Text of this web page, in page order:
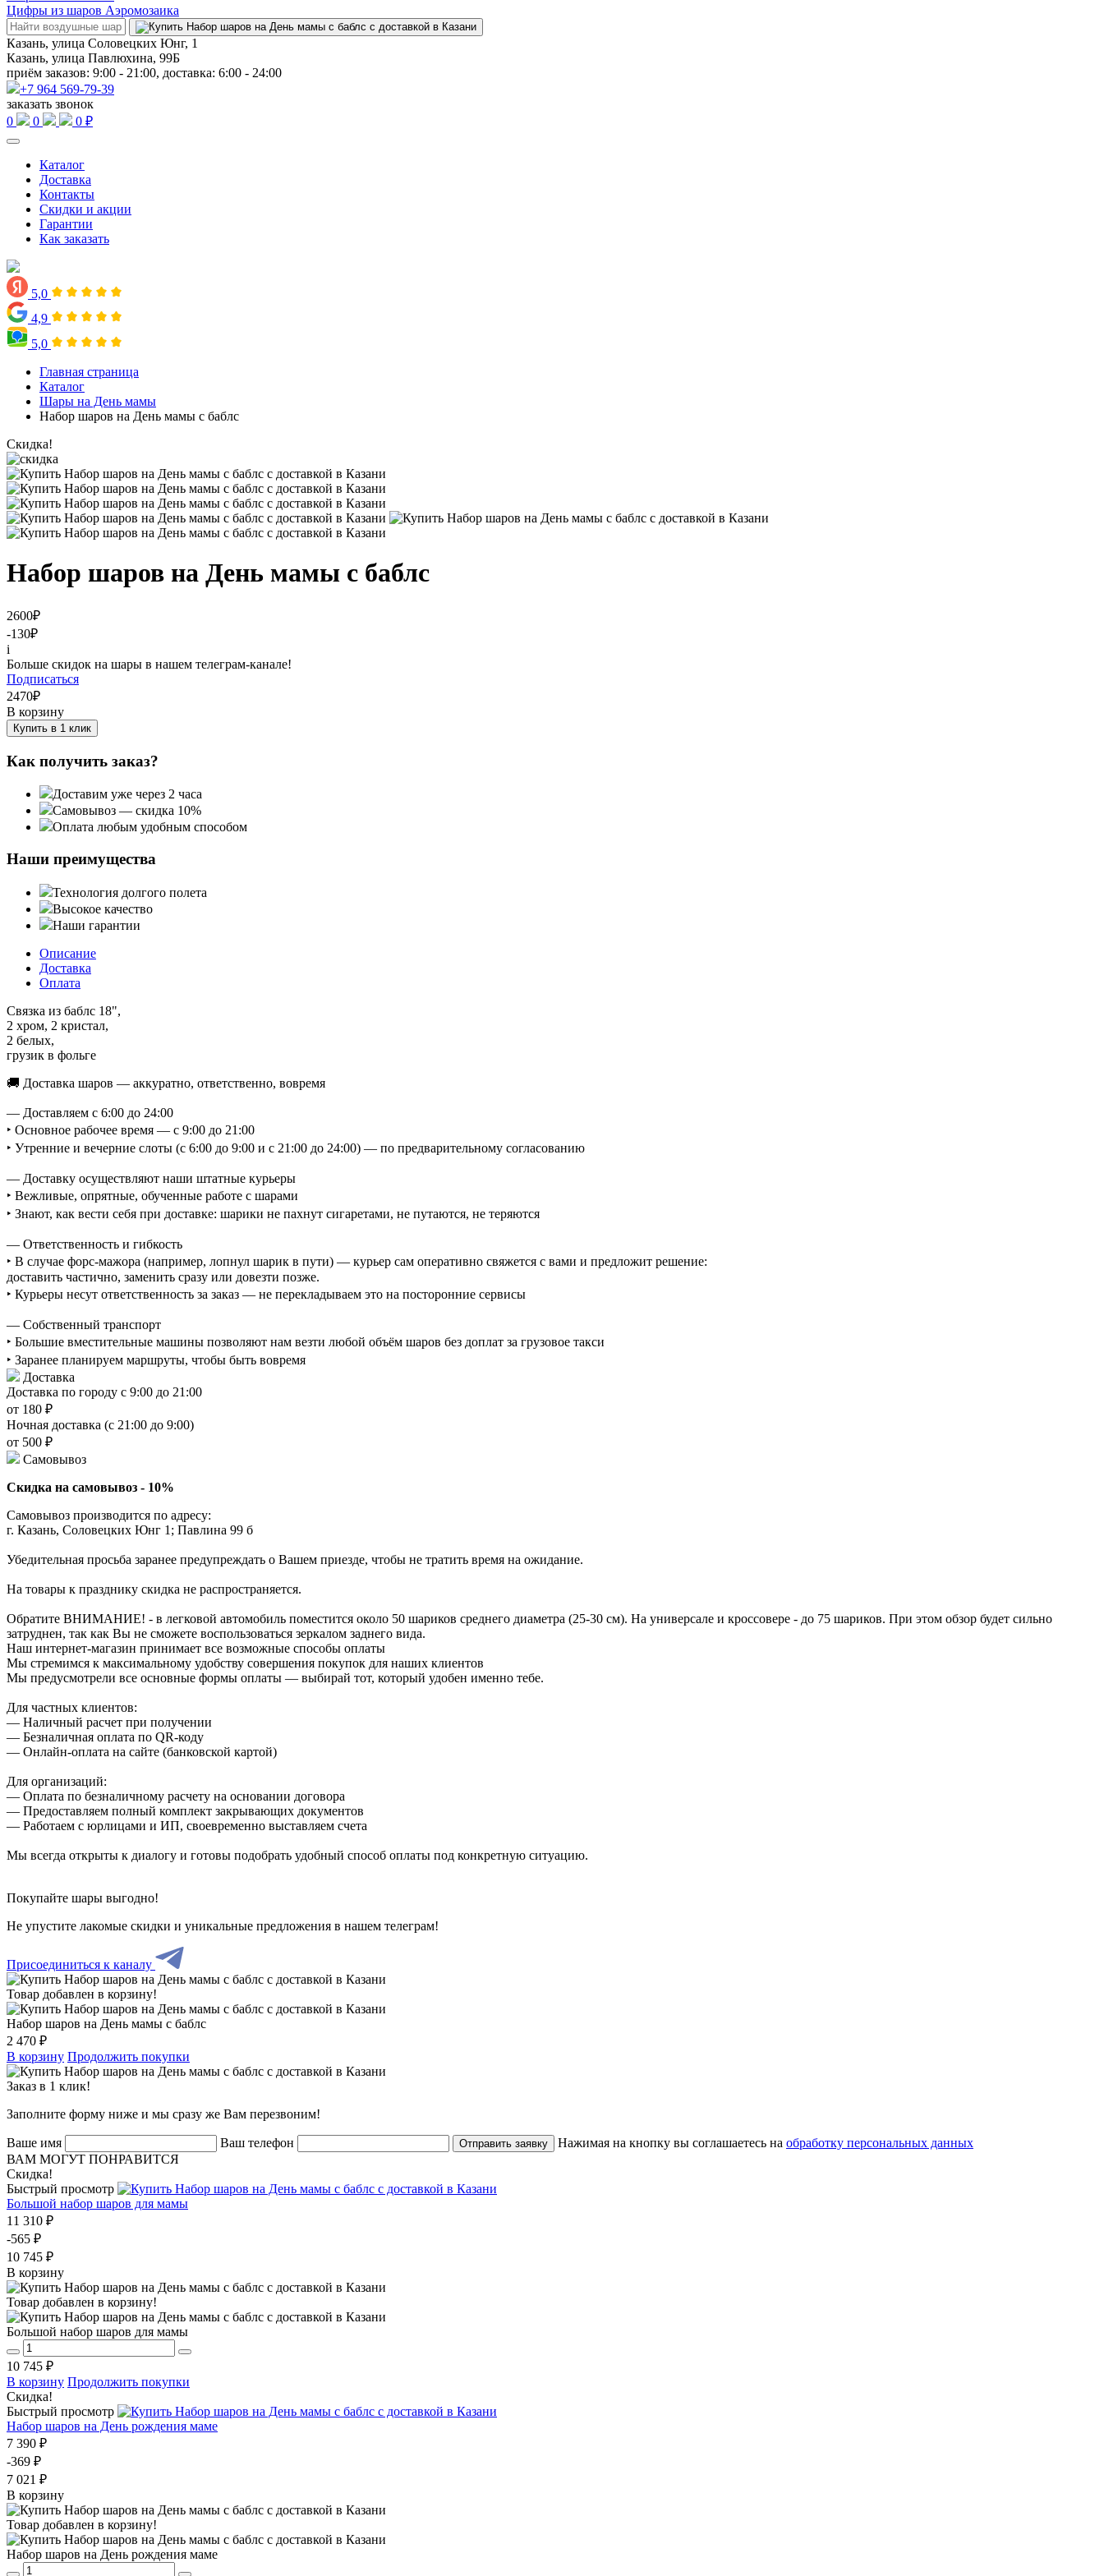
Цифры из шаров Аэромозаика
Казань, улица Соловецких Юнг, 1
Казань, улица Павлюхина, 99Б
приём заказов: 9:00 - 21:00, доставка: 6:00 - 24:00
+7 964 569-79-39
заказать звонок
0
0 0 ₽
Каталог
Доставка
Контакты
Скидки и акции
Гарантии
Как заказать
5,0
4,9
5,0
Главная страница
Каталог
Шары на День мамы
Набор шаров на День мамы с баблс
Скидка!
Набор шаров на День мамы с баблс
2600₽
-130₽
i
Больше скидок на шары в нашем телеграм-канале!
Подписаться
2470₽
В корзину
Купить в 1 клик
Как получить заказ?
Доставим уже через 2 часа
Самовывоз — скидка 10%
Оплата любым удобным способом
Наши преимущества
Технология долгого полета
Высокое качество
Наши гарантии
Описание
Доставка
Оплата
Связка из баблс 18",
2 хром, 2 кристал,
2 белых,
грузик в фольге
🚚 Доставка шаров — аккуратно, ответственно, вовремя
— Доставляем с 6:00 до 24:00
‣ Основное рабочее время — с 9:00 до 21:00
‣ Утренние и вечерние слоты (с 6:00 до 9:00 и с 21:00 до 24:00) — по предварительному согласованию
— Доставку осуществляют наши штатные курьеры
‣ Вежливые, опрятные, обученные работе с шарами
‣ Знают, как вести себя при доставке: шарики не пахнут сигаретами, не путаются, не теряются
— Ответственность и гибкость
‣ В случае форс-мажора (например, лопнул шарик в пути) — курьер сам оперативно свяжется с вами и предложит решение:
доставить частично, заменить сразу или довезти позже.
‣ Курьеры несут ответственность за заказ — не перекладываем это на посторонние сервисы
— Собственный транспорт
‣ Большие вместительные машины позволяют нам везти любой объём шаров без доплат за грузовое такси
‣ Заранее планируем маршруты, чтобы быть вовремя
Доставка
Доставка по городу с 9:00 до 21:00
от 180 ₽
Ночная доставка (с 21:00 до 9:00)
от 500 ₽
Самовывоз
Скидка на самовывоз - 10%
Самовывоз производится по адресу:
г. Казань, Соловецких Юнг 1; Павлина 99 б
Убедительная просьба заранее предупреждать о Вашем приезде, чтобы не тратить время на ожидание.
На товары к празднику скидка не распространяется.
Обратите ВНИМАНИЕ! - в легковой автомобиль поместится около 50 шариков среднего диаметра (25-30 см). На универсале и кроссовере - до 75 шариков. При этом обзор будет сильно
затруднен, так как Вы не сможете воспользоваться зеркалом заднего вида.
Наш интернет-магазин принимает все возможные способы оплаты
Мы стремимся к максимальному удобству совершения покупок для наших клиентов
Мы предусмотрели все основные формы оплаты — выбирай тот, который удобен именно тебе.
Для частных клиентов:
— Наличный расчет при получении
— Безналичная оплата по QR-коду
— Онлайн-оплата на сайте (банковской картой)
Для организаций:
— Оплата по безналичному расчету на основании договора
— Предоставляем полный комплект закрывающих документов
— Работаем с юрлицами и ИП, своевременно выставляем счета
Мы всегда открыты к диалогу и готовы подобрать удобный способ оплаты под конкретную ситуацию.
Покупайте шары выгодно!
Не упустите лакомые скидки и уникальные предложения в нашем телеграм!
Присоединиться к каналу
Товар добавлен в корзину!
Набор шаров на День мамы с баблс
2 470 ₽
В корзину Продолжить покупки
Заказ в 1 клик!
Заполните форму ниже и мы сразу же Вам перезвоним!
Ваше имя Ваш телефон Отправить заявку Нажимая на кнопку вы соглашаетесь на обработку персональных данных
ВАМ МОГУТ ПОНРАВИТСЯ
Скидка!
Быстрый просмотр
Большой набор шаров для мамы
11 310 ₽
-565 ₽
10 745 ₽
В корзину
Товар добавлен в корзину!
Большой набор шаров для мамы
10 745 ₽
В корзину Продолжить покупки
Скидка!
Быстрый просмотр
Набор шаров на День рождения маме
7 390 ₽
-369 ₽
7 021 ₽
В корзину
Товар добавлен в корзину!
Набор шаров на День рождения маме